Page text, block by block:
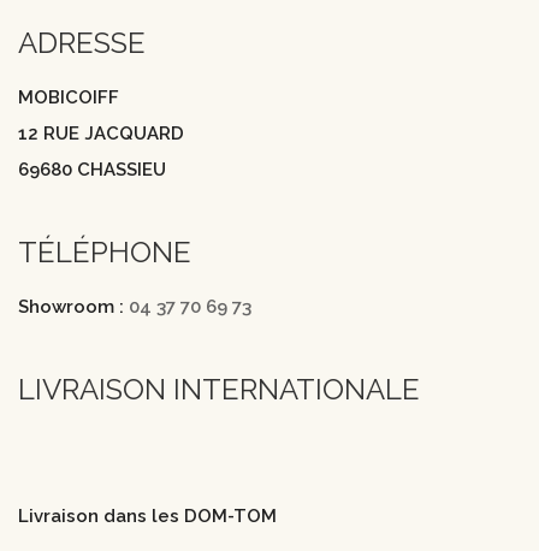
ADRESSE
MOBICOIFF
12 RUE JACQUARD
69680 CHASSIEU
TÉLÉPHONE
Showroom : 04 37 70 69 73
LIVRAISON INTERNATIONALE
Livraison dans les DOM-TOM